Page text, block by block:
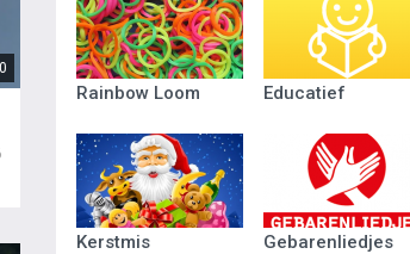
Rainbow Loom Educatief
Kerstmis Gebarenliedjes